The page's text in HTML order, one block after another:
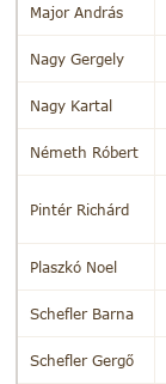
Major András
Nagy Gergely
Nagy Kartal
Németh Róbert
Pintér Richárd
Plaszkó Noel
Schefler Barna
Schefler Gergő